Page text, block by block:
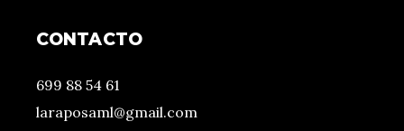
CONTACTO
699 88 54 61
laraposaml@gmail.com